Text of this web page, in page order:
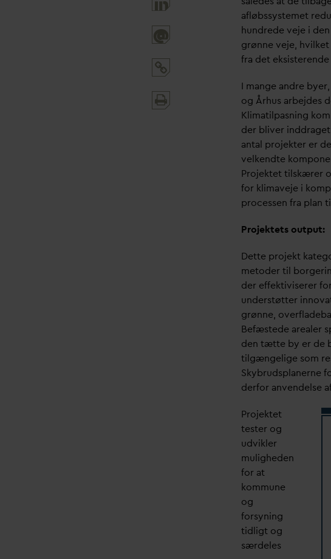
@
afløbssystemet
hundrede veje i
grønne veje,
fra det
I mange andre
og Århus arbejdes
Klimatilpasning
der bliver
antal projekter er
velkendte
Projektet tilskærer
for klimaveje i
processen fra plan
Projektets output:
Dette projekt
metoder til
der effektiviserer
understøtter innov
grønne,
Befæstede arealer
den tætte by er de
tilgængelige som
Skybrudsplanerne
derfor anvendelse
Projektet
tester og
udvikler
muligheden
for at
kommune
og
forsyning
tidligt og
særdeles